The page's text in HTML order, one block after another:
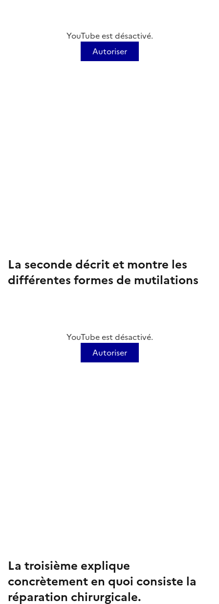
YouTube est désactivé.
Autoriser
La seconde décrit et montre les
différentes formes de mutilations
YouTube est désactivé.
Autoriser
La troisième explique
concrètement en quoi consiste la
réparation chirurgicale.